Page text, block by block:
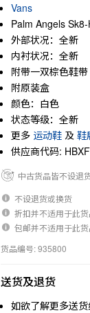
Vans
Palm Angels
外部状况：全新
内衬状况：全新
附带一双棕色鞋带
附原装盒
颜色：白色
状态等级：全新
更多 运动鞋 及 鞋
供应商代码:
中古货品皆不设退
不设退货或换货
折扣并不适用于此
包邮并不适用于此
货品编号: 935800
送货及退货
如欲了解更多送